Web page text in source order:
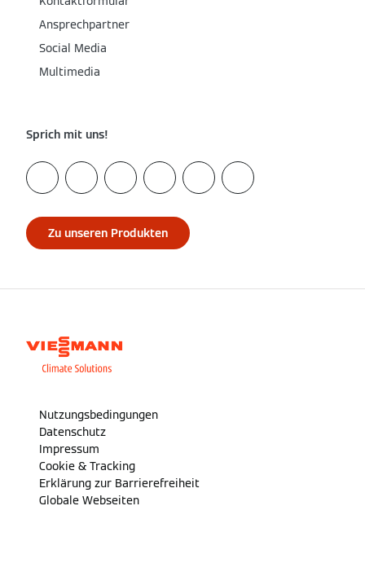
Ansprechpartner
Social Media
Multimedia
Sprich mit uns!
Zu unseren Produkten
Nutzungsbedingungen
Datenschutz
Impressum
Cookie & Tracking
Erklärung zur Barrierefreiheit
Globale Webseiten